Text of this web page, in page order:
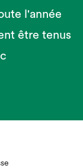
l'année
être tenus